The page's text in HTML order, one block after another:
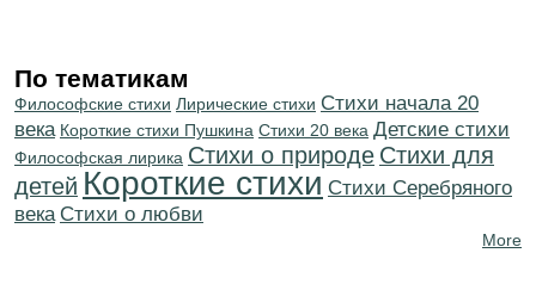
По тематикам
Философские стихи Лирические стихи Cтихи начала 20
века Короткие стихи Пушкина Стихи 20 века Детские стихи
Философская лирика Стихи о природе Стихи для
детей Короткие стихи Cтихи Серебряного
века Стихи о любви
More